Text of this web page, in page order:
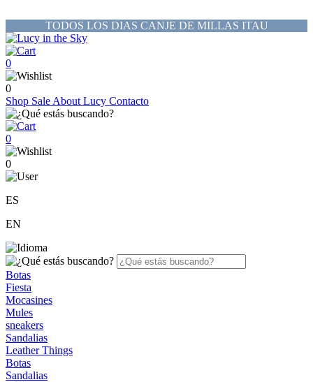
TODOS LOS DIAS CANJE DE MILLAS ITAU
0
0
Shop Sale About Lucy Contacto
0
0
ES
EN
Botas
Fiesta
Mocasines
Mules
sneakers
Sandalias
Leather Things
Botas
Sandalias